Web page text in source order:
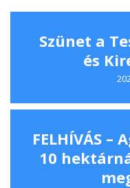
Szünet a
és
FELHÍVÁS
10